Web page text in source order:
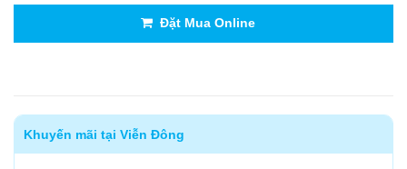
Đặt Mua Online
Khuyến mãi tại Viễn Đông